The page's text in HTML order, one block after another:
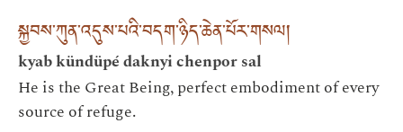
སྐྱབས་ཀུན་འདུས་པའི་བདག་ཉིད་ཆེན་པོར་གསལ།
kyab kündüpé daknyi chenpor sal
He is the Great Being, perfect embodiment of every
source of refuge.